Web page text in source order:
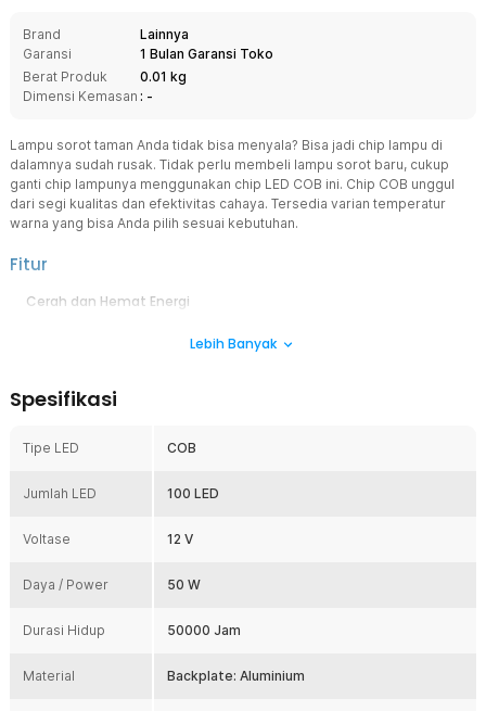
Brand
Lainnya
Garansi
1 Bulan Garansi Toko
Berat Produk
0.01 kg
Dimensi Kemasan : -
Lampu sorot taman Anda tidak bisa menyala? Bisa jadi chip lampu di
dalamnya sudah rusak. Tidak perlu membeli lampu sorot baru, cukup
ganti chip lampunya menggunakan chip LED COB ini. Chip COB unggul
dari segi kualitas dan efektivitas cahaya. Tersedia varian temperatur
warna yang bisa Anda pilih sesuai kebutuhan.
Fitur
Cerah dan Hemat Energi
cahaya yang cerah namun dengan daya yang lebih rendah.
Cahayanya lebih merata dibandingkan chip dengan titik cahaya
Desain COB memungkinkan pembuangan panas yang lebih optimal
Penggunaan Lebih Luas
aplikasi lainnya.
Kelengkapan Produk
1 x Ovicart Chip LED Lampu COB Floodlight Spotlight 12V 50W -
Lebih Banyak
Spesifikasi
Tipe LED COB
Jumlah LED 100 LED
Voltase 12 V
Daya / Power 50 W
Durasi Hidup 50000 Jam
Material Backplate: Aluminium